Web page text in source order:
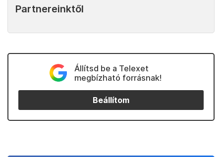
Partnereinktől
Állítsd be a Telexet
megbízható forrásnak!
Beállítom